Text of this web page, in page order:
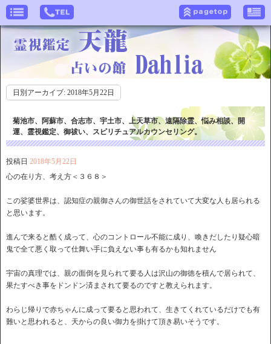
日別アーカイブ: 2018年5月22日
菊池市、阿蘇市、合志市、宇土市、上天草市、遠隔除霊、悩み相談、開
運、霊視鑑定、御祓い、スピリチュアルカウンセリング。
投稿日 2018年5月22日
心の在り方、考え方＜３６８＞
この娑婆世界は、認知症の親御さんの御世話をされていて大変な人も居られる
と思います。
進んで来ると酷く成って、心のコントロール不能に成り、喚きだしたり疑心暗
鬼で全て悪く取って仕舞い手に負えない事も有るかも知れません
宇宙の真理では、親の面倒を見られて要る人は沢山の御徳を積んで居られて、
果たすべき事をドンドン済まされて要るのですと教えられます。
わらじ帰りで赤ちゃんに成って要ると思われて、生きてくれているだけでも有
難いと思われると、天からの良い御力を掛けて頂き易いそうです。